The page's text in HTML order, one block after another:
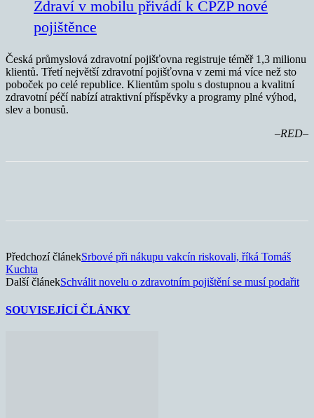
Zdraví v mobilu přivádí k ČPZP nové
pojištěnce
Česká průmyslová zdravotní pojišťovna registruje téměř 1,3 milionu
klientů. Třetí největší zdravotní pojišťovna v zemi má více než sto
poboček po celé republice. Klientům spolu s dostupnou a kvalitní
zdravotní péčí nabízí atraktivní příspěvky a programy plné výhod,
slev a bonusů.
–RED–
Předchozí článekSrbové při nákupu vakcín riskovali, říká Tomáš
Kuchta
Další článekSchválit novelu o zdravotním pojištění se musí podařit
SOUVISEJÍCÍ ČLÁNKY